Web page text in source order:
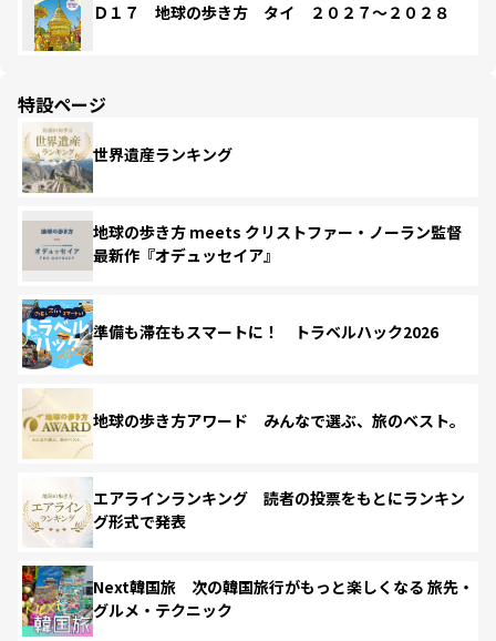
Ｄ１７ 地球の歩き方 タイ ２０２７～２０２８
特設ページ
世界遺産ランキング
地球の歩き方 meets クリストファー・ノーラン監督
最新作『オデュッセイア』
準備も滞在もスマートに！ トラベルハック2026
地球の歩き方アワード みんなで選ぶ、旅のベスト。
エアラインランキング 読者の投票をもとにランキン
グ形式で発表
Next韓国旅 次の韓国旅行がもっと楽しくなる 旅先・
グルメ・テクニック